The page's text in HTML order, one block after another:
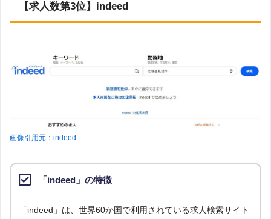
【求人数第3位】indeed
画像引用元：indeed
「indeed」の特徴
「indeed」は、世界60か国で利用されている求人検索サイト